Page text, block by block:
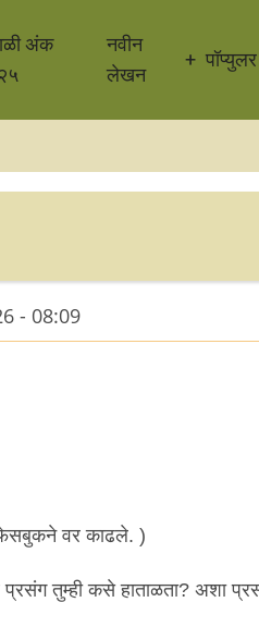
अंक
नवीन
लेखन
पॉप्युलर
- 08:09
फेसबुकने वर काढले. )
प्रसंग तुम्ही कसे हाताळता?